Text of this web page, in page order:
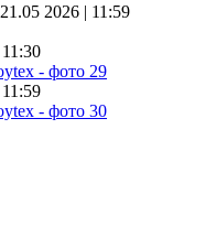
2026 | 11:59